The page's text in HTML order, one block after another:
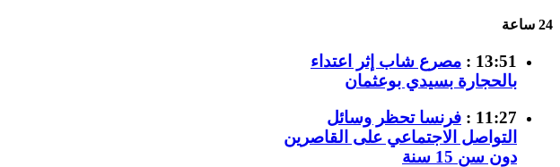
24 ساعة
13:51 :
مصرع شاب إثر اعتداء
بالحجارة بسيدي بوعثمان
11:27 :
فرنسا تحظر وسائل
التواصل الاجتماعي على القاصرين
دون سن 15 سنة